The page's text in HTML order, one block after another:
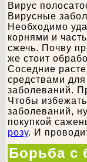
Вирус
Вирусные
Необходимо
корнями и
сжечь. Почву
же стоит
Соседние
средствами
заболеваний.
Чтобы
заболеваний,
покупкой
розу. И
Борьба с